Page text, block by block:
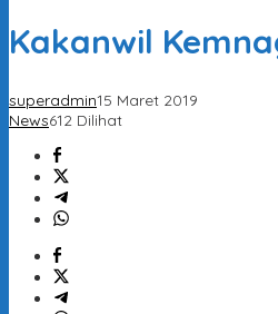
Kakanwil
superadmin15 Maret 2019
News612 Dilihat